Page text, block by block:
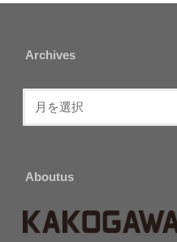
Archives
Aboutus